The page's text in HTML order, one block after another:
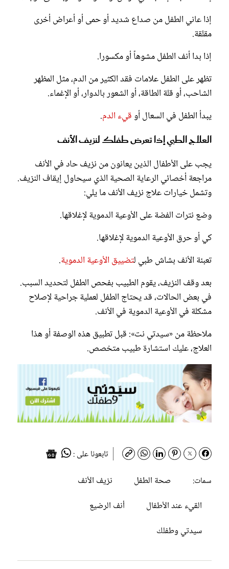
إذا عاني الطفل من صداع شديد أو حمى أو أعراض أخرى
مقلقة.
إذا بدا أنف الطفل مشوهاً أو مكسورا.
تظهر على الطفل علامات فقد الكثير من الدم، مثل المظهر
الشاحب، أو قلة الطاقة، أو الشعور بالدوار، أو الإغماء.
يبدأ الطفل في السعال أوقيء الدم.
العلاج الطبي إذا تعرض طفلك لنزيف الأنف
يجب على الأطفال الذين يعانون من نزيف حاد في الأنف
مراجعة أخصائي الرعاية الصحية الذي سيحاول إيقاف النزيف.
وتشمل خيارات علاج نزيف الأنف ما يلي:
وضع نترات الفضة على الأوعية الدموية لإغلاقها.
كي أو حرق الأوعية الدموية لإغلاقها.
تعبئة الأنف بشاش طبي لتضييق الأوعية الدموية.
بعد وقف النزيف، يقوم الطبيب بفحص الطفل لتحديد السبب.
في بعض الحالات، قد يحتاج الطفل لعملية جراحية لإصلاح
مشكلة في الأوعية الدموية في الأنف.
ملاحظة من «سيدتي نت»: قبل تطبيق هذه الوصفة أو هذا
العلاج، عليك استشارة طبيب متخصص.
تابعونا على :
سمات:
صحة الطفل
نزيف الأنف
القيء عند الأطفال
أنف الرضيع
سيدتي وطفلك